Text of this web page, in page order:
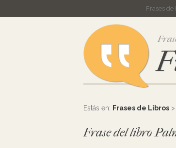
Frases
Estás en: Frases de Libros >
Frase del libro